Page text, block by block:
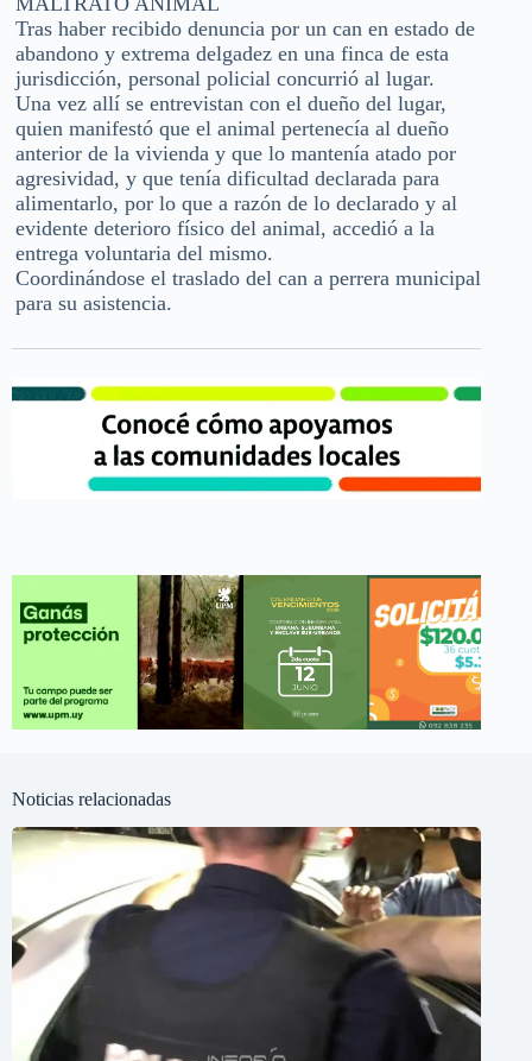
Tras haber recibido denuncia por un can en estado de
abandono y extrema delgadez en una finca de esta
jurisdicción, personal policial concurrió al lugar.
Una vez allí se entrevistan con el dueño del lugar,
quien manifestó que el animal pertenecía al dueño
anterior de la vivienda y que lo mantenía atado por
agresividad, y que tenía dificultad declarada para
alimentarlo, por lo que a razón de lo declarado y al
evidente deterioro físico del animal, accedió a la
entrega voluntaria del mismo.
Coordinándose el traslado del can a perrera municipal
para su asistencia.
Noticias relacionadas